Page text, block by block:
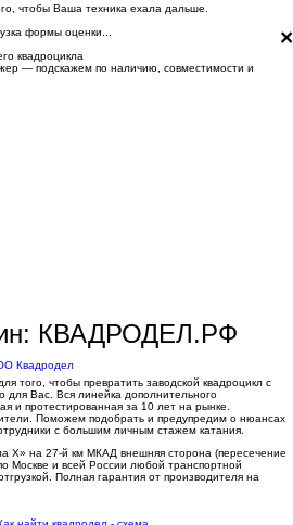
чтобы Ваша техника ехала дальше.
×
формы оценки...
квадроцикла
— подскажем по наличию, совместимости и
КВАДРОДЕЛ.РФ
того, чтобы превратить заводской квадроцикл с
Вас. Вся линейка дополнительного
и протестированная за 10 лет на рынке.
Поможем подобрать и предупредим о нюансах
с большим личным стажем катания.
X» на 27-й км МКАД внешняя сторона (пересечение
Москве и всей России любой транспортной
Полная гарантия от производителя на